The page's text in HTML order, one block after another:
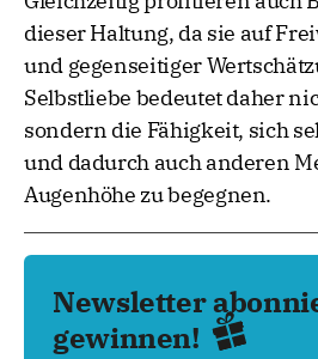
dieser Haltung, da sie auf
und gegenseitiger
Selbstliebe bedeutet daher
sondern die Fähigkeit, sich
und dadurch auch anderen
Augenhöhe zu begegnen.
Newsletter
gewinnen!